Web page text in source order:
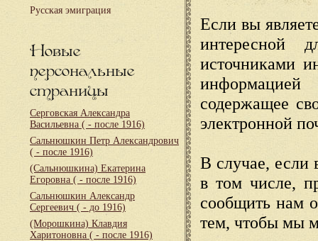
Русская эмиграция
Новые
персональные
страницы
Серговская Александра
Васильевна ( - после 1916)
Сальнюшкин Петр Александрович
( - после 1916)
(Сальнюшкина) Екатерина
Егоровна ( - после 1916)
Сальнюшкин Александр
Сергеевич ( - до 1916)
(Морошкина) Клавдия
Харитоновна ( - после 1916)
Если вы
интересной
источниками
содержащее
электронной
В случае, если
в том числе,
сообщить нам
тем, чтобы мы